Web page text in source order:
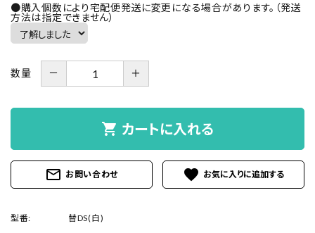
●購入個数により宅配便発送に変更になる場合があります。（発送
方法は指定できません）
数量 － ＋
shopping_cart カートに入れる
mail_outline お問い合わせ favorite
型番: 替DS(白)